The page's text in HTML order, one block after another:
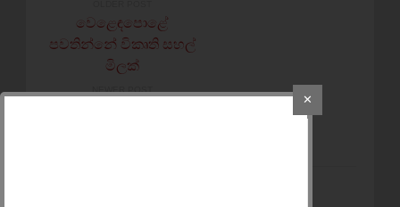
වෙළෙඳපොළේ
පවතින්නේ විකෘති සහල්
මිලක්
✕